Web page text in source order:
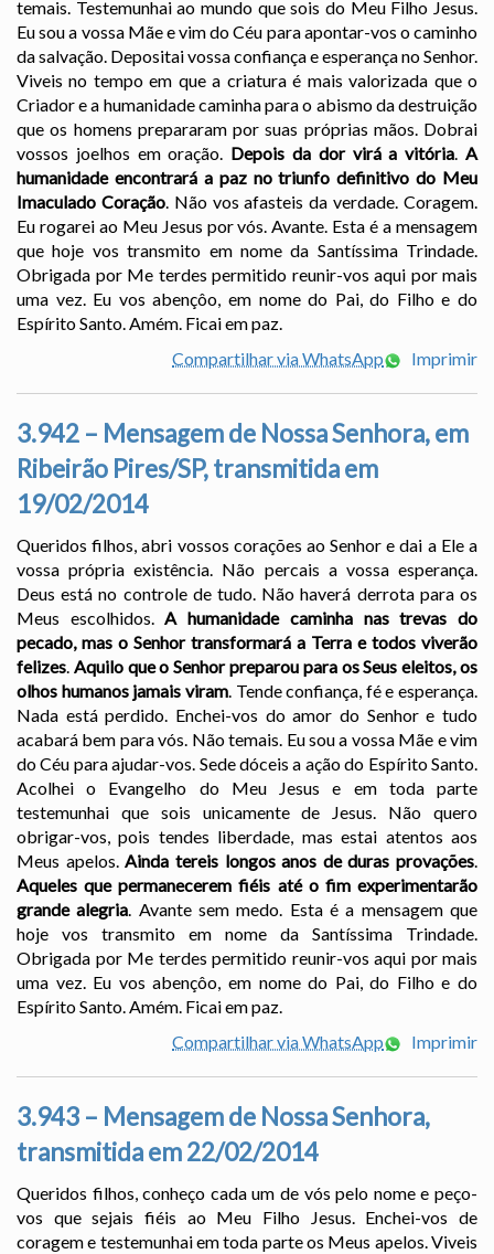
temais. Testemunhai ao mundo que sois do Meu Filho Jesus.
Eu sou a vossa Mãe e vim do Céu para apontar-vos o caminho
da salvação. Depositai vossa confiança e esperança no Senhor.
Viveis no tempo em que a criatura é mais valorizada que o
Criador e a humanidade caminha para o abismo da destruição
que os homens prepararam por suas próprias mãos. Dobrai
vossos joelhos em oração. Depois da dor virá a vitória.A
humanidade encontrará a paz no triunfo definitivo do Meu
Imaculado Coração. Não vos afasteis da verdade. Coragem.
Eu rogarei ao Meu Jesus por vós. Avante. Esta é a mensagem
que hoje vos transmito em nome da Santíssima Trindade.
Obrigada por Me terdes permitido reunir-vos aqui por mais
uma vez. Eu vos abençôo, em nome do Pai, do Filho e do
Espírito Santo. Amém. Ficai em paz.
Compartilhar via WhatsApp
Imprimir
3.942 – Mensagem de Nossa Senhora, em
Ribeirão Pires/SP, transmitida em
19/02/2014
Queridos filhos, abri vossos corações ao Senhor e dai a Ele a
vossa própria existência. Não percais a vossa esperança.
Deus está no controle de tudo. Não haverá derrota para os
Meus escolhidos.A humanidade caminha nas trevas do
pecado, mas o Senhor transformará a Terra e todos viverão
felizes. Aquilo que o Senhor preparou para os Seus eleitos, os
olhos humanos jamais viram. Tende confiança, fé e esperança.
Nada está perdido. Enchei-vos do amor do Senhor e tudo
acabará bem para vós. Não temais. Eu sou a vossa Mãe e vim
do Céu para ajudar-vos. Sede dóceis a ação do Espírito Santo.
Acolhei o Evangelho do Meu Jesus e em toda parte
testemunhai que sois unicamente de Jesus. Não quero
obrigar-vos, pois tendes liberdade, mas estai atentos aos
Meus apelos.Ainda tereis longos anos de duras provações.
Aqueles que permanecerem fiéis até o fim experimentarão
grande alegria. Avante sem medo. Esta é a mensagem que
hoje vos transmito em nome da Santíssima Trindade.
Obrigada por Me terdes permitido reunir-vos aqui por mais
uma vez. Eu vos abençôo, em nome do Pai, do Filho e do
Espírito Santo. Amém. Ficai em paz.
Compartilhar via WhatsApp
Imprimir
3.943 – Mensagem de Nossa Senhora,
transmitida em 22/02/2014
Queridos filhos, conheço cada um de vós pelo nome e peço-
vos que sejais fiéis ao Meu Filho Jesus. Enchei-vos de
coragem e testemunhai em toda parte os Meus apelos. Viveis